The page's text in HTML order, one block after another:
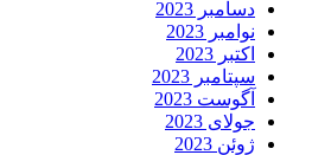
دسامبر 2023
نوامبر 2023
اکتبر 2023
سپتامبر 2023
آگوست 2023
جولای 2023
ژوئن 2023